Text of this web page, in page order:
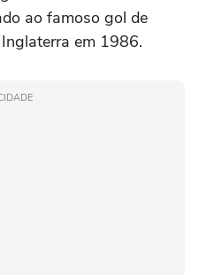
ao famoso gol de
em 1986.